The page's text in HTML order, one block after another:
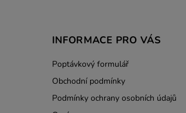
INFORMACE PRO VÁS
Poptávkový formulář
Obchodní podmínky
Podmínky ochrany osobních údajů